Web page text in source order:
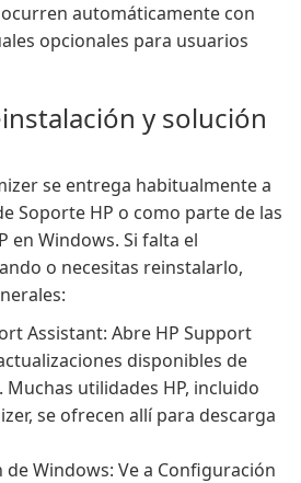
automáticamente con
opcionales para usuarios
y solución
se entrega habitualmente a
Soporte HP o como parte de las
en Windows. Si falta el
o necesitas reinstalarlo,
Assistant: Abre HP Support
disponibles de
utilidades HP, incluido
se ofrecen allí para descarga
Windows: Ve a Configuración